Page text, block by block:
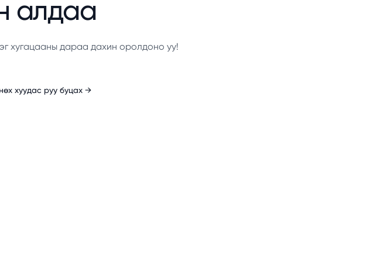
алдаа
хугацааны дараа дахин оролдоно уу!
хуудас руу буцах →